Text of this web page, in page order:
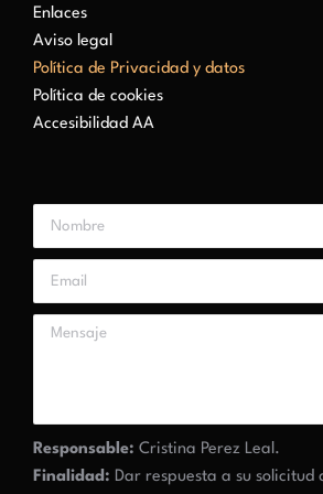
Enlaces
Aviso legal
Política de Privacidad y datos
Política de cookies
Accesibilidad AA
Responsable: Cristina Perez Leal.
Finalidad: Dar respuesta a su